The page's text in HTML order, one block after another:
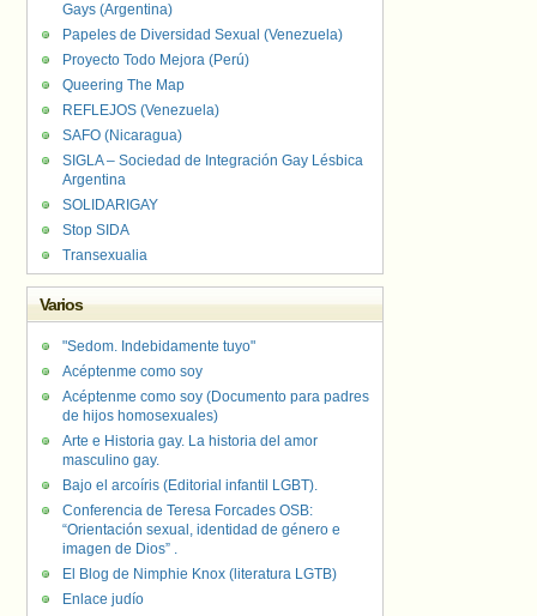
Gays (Argentina)
Papeles de Diversidad Sexual (Venezuela)
Proyecto Todo Mejora (Perú)
Queering The Map
REFLEJOS (Venezuela)
SAFO (Nicaragua)
SIGLA – Sociedad de Integración Gay Lésbica
Argentina
SOLIDARIGAY
Stop SIDA
Transexualia
Varios
"Sedom. Indebidamente tuyo"
Acéptenme como soy
Acéptenme como soy (Documento para padres
de hijos homosexuales)
Arte e Historia gay. La historia del amor
masculino gay.
Bajo el arcoíris (Editorial infantil LGBT).
Conferencia de Teresa Forcades OSB:
“Orientación sexual, identidad de género e
imagen de Dios” .
El Blog de Nimphie Knox (literatura LGTB)
Enlace judío